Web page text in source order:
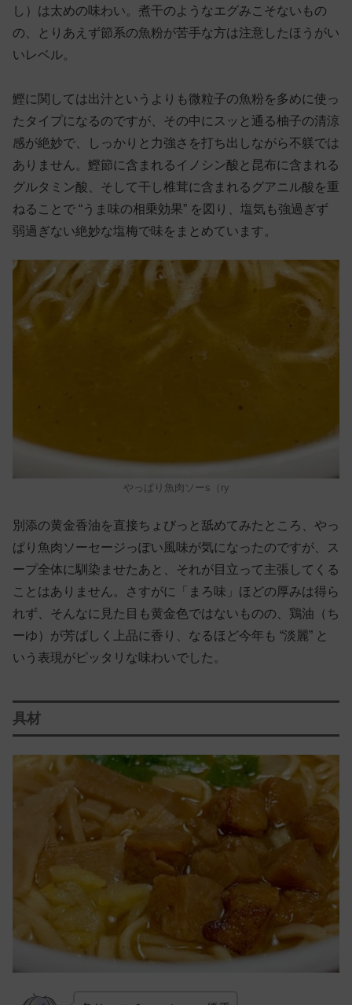
し）は太めの味わい。煮干のようなエグみこそないもの
の、とりあえず節系の魚粉が苦手な方は注意したほうがい
いレベル。
鰹に関しては出汁というよりも微粒子の魚粉を多めに使っ
たタイプになるのですが、その中にスッと通る柚子の清涼
感が絶妙で、しっかりと力強さを打ち出しながら不躾では
ありません。鰹節に含まれるイノシン酸と昆布に含まれる
グルタミン酸、そして干し椎茸に含まれるグアニル酸を重
ねることで “うま味の相乗効果” を図り、塩気も強過ぎず
弱過ぎない絶妙な塩梅で味をまとめています。
やっぱり魚肉ソーs（ry
別添の黄金香油を直接ちょびっと舐めてみたところ、やっ
ぱり魚肉ソーセージっぽい風味が気になったのですが、ス
ープ全体に馴染ませたあと、それが目立って主張してくる
ことはありません。さすがに「まろ味」ほどの厚みは得ら
れず、そんなに見た目も黄金色ではないものの、鶏油（ち
ーゆ）が芳ばしく上品に香り、なるほど今年も “淡麗” と
いう表現がピッタリな味わいでした。
具材